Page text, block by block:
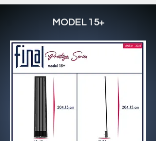
MODEL 15+